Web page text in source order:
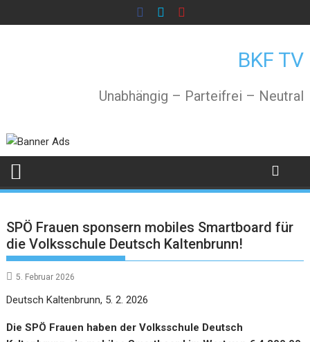
to
BKF TV
Unabhängig – Parteifrei – Neutral
SPÖ Frauen sponsern mobiles Smartboard für
die Volksschule Deutsch Kaltenbrunn!
5. Februar 2026
Deutsch Kaltenbrunn, 5. 2. 2026
Die SPÖ Frauen haben der Volksschule Deutsch